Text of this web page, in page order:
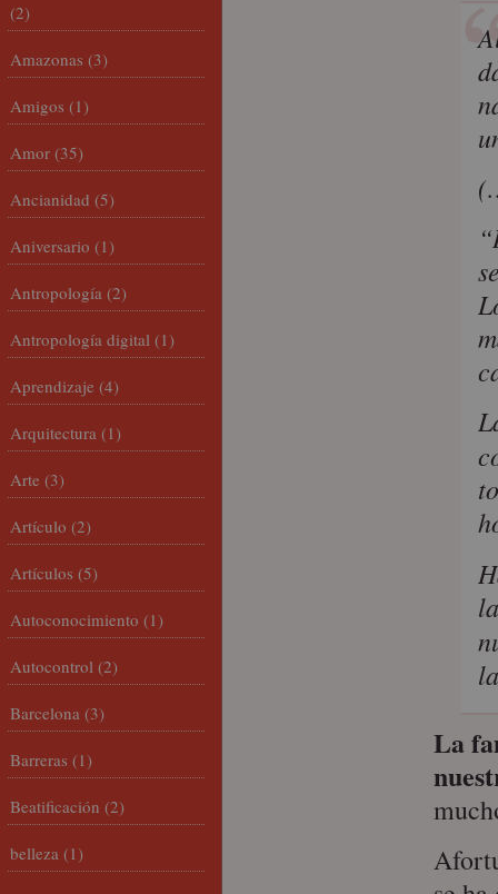
La
(2)
Amazonas (3)
Amigos (1)
Amor (35)
Ancianidad (5)
Aniversario (1)
Antropología (2)
Antropología digital (1)
Aprendizaje (4)
Arquitectura (1)
Arte (3)
Artículo (2)
Artículos (5)
Autoconocimiento (1)
Autocontrol (2)
Barcelona (3)
Barreras (1)
Beatificación (2)
belleza (1)